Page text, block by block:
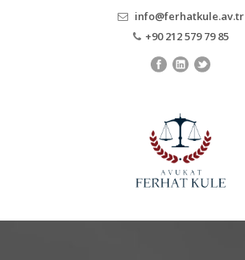
info@ferhatkule.av.tr
+90 212 579 79 85